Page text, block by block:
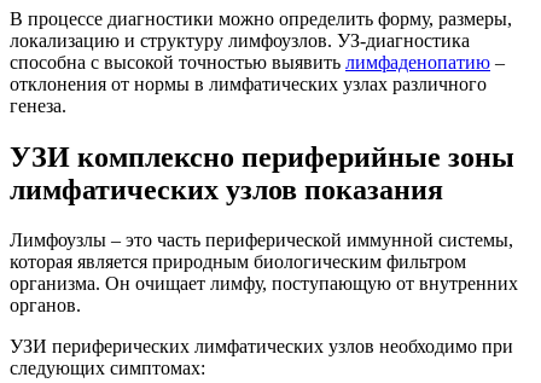
В процессе диагностики можно определить форму, размеры,
локализацию и структуру лимфоузлов. УЗ-диагностика
способна с высокой точностью выявить лимфаденопатию –
отклонения от нормы в лимфатических узлах различного
генеза.
УЗИ комплексно периферийные зоны
лимфатических узлов показания
Лимфоузлы – это часть периферической иммунной системы,
которая является природным биологическим фильтром
организма. Он очищает лимфу, поступающую от внутренних
органов.
УЗИ периферических лимфатических узлов необходимо при
следующих симптомах: